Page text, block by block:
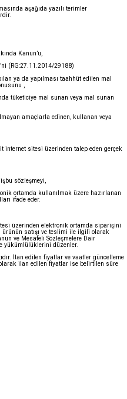
aşağıda yazılı terimler
Kanun’u,
(RG:27.11.2014/29188)
ya da yapılması taahhüt edilen mal
,
tüketiciye mal sunan veya mal sunan
amaçlarla edinen, kullanan veya
internet sitesi üzerinden talep eden gerçek
sözleşmeyi,
ortamda kullanılmak üzere hazırlanan
ifade eder.
üzerinden elektronik ortamda siparişini
ürünün satışı ve teslimi ile ilgili olarak
ve Mesafeli Sözleşmelere Dair
yükümlülüklerini düzenler.
İlan edilen fiyatlar ve vaatler güncelleme
ilan edilen fiyatlar ise belirtilen süre